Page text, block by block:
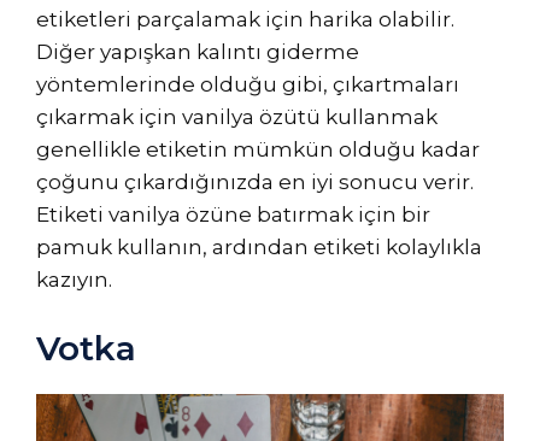
etiketleri parçalamak için harika olabilir.
Diğer yapışkan kalıntı giderme
yöntemlerinde olduğu gibi, çıkartmaları
çıkarmak için vanilya özütü kullanmak
genellikle etiketin mümkün olduğu kadar
çoğunu çıkardığınızda en iyi sonucu verir.
Etiketi vanilya özüne batırmak için bir
pamuk kullanın, ardından etiketi kolaylıkla
kazıyın.
Votka